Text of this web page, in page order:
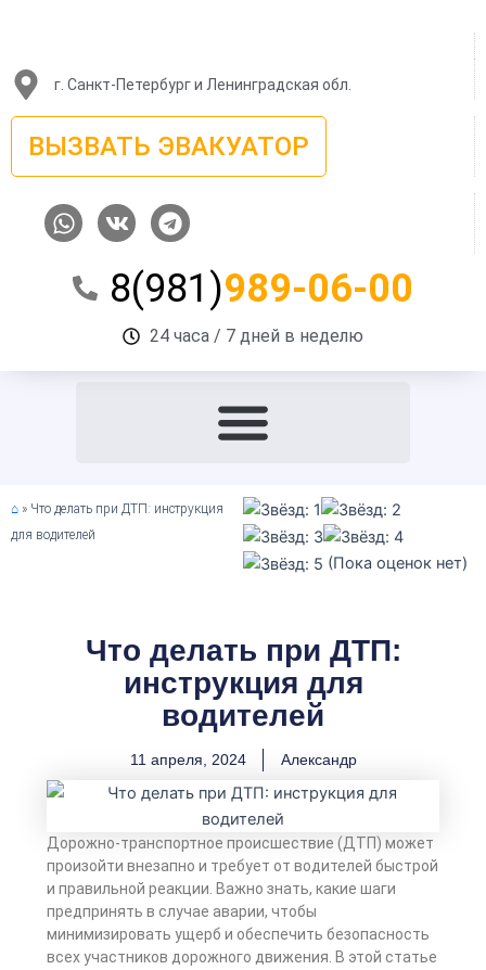
г. Санкт-Петербург и Ленинградская обл.
ВЫЗВАТЬ ЭВАКУАТОР
W
h
V
k
T
e
e
g
r
8(981)989-06-00
24 часа / 7 дней в неделю
⌂ » Что делать при ДТП: инструкция
для водителей
(Пока оценок нет)
Что делать при ДТП:
инструкция для
водителей
11 апреля, 2024 Александр
Дорожно-транспортное происшествие (ДТП) может
произойти внезапно и требует от водителей быстрой
и правильной реакции. Важно знать, какие шаги
предпринять в случае аварии, чтобы
минимизировать ущерб и обеспечить безопасность
всех участников дорожного движения. В этой статье